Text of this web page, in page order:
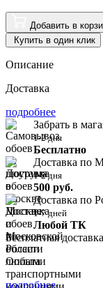
Добавить в
Купить в один клик
Описание
Доставка
подробнее
Забрать в
1-2 дня
Бесплатно
Доставка по
1-2 дня
500 руб.
Доставка по
1-7 дней
Любой ТК
Бесплатная
Оплата
подробнее